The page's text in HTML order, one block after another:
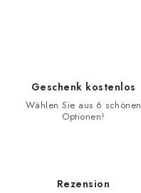
Geschenk kostenlos
Wählen Sie aus 6 schönen
Optionen!
Rezension